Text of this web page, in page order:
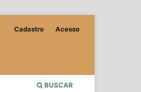
BUSCAR
Cadastro Acesso